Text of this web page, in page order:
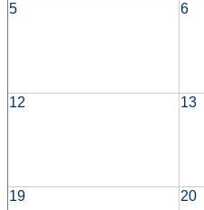
5 6
12 13
19 20